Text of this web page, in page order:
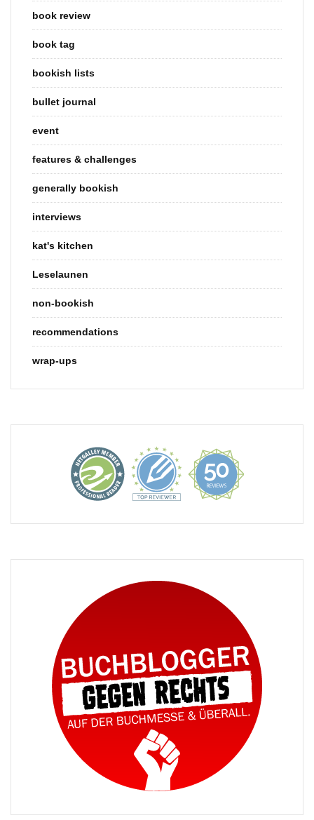
book review
book tag
bookish lists
bullet journal
event
features & challenges
generally bookish
interviews
kat's kitchen
Leselaunen
non-bookish
recommendations
wrap-ups